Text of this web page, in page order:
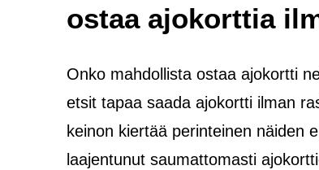
ostaa ajokorttia
Onko mahdollista ostaa ajokortti
etsit tapaa saada ajokortti ilman
keinon kiertää perinteinen näiden
laajentunut saumattomasti